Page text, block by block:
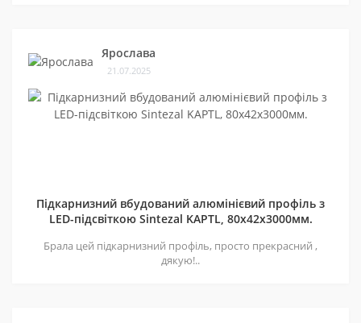
Ярослава
21.07.2025
Підкарнизний вбудований алюмінієвий профіль з
LED-підсвіткою Sintezal KAPTL, 80х42x3000мм.
Брала цей підкарнизний профіль, просто прекрасний ,
дякую!..